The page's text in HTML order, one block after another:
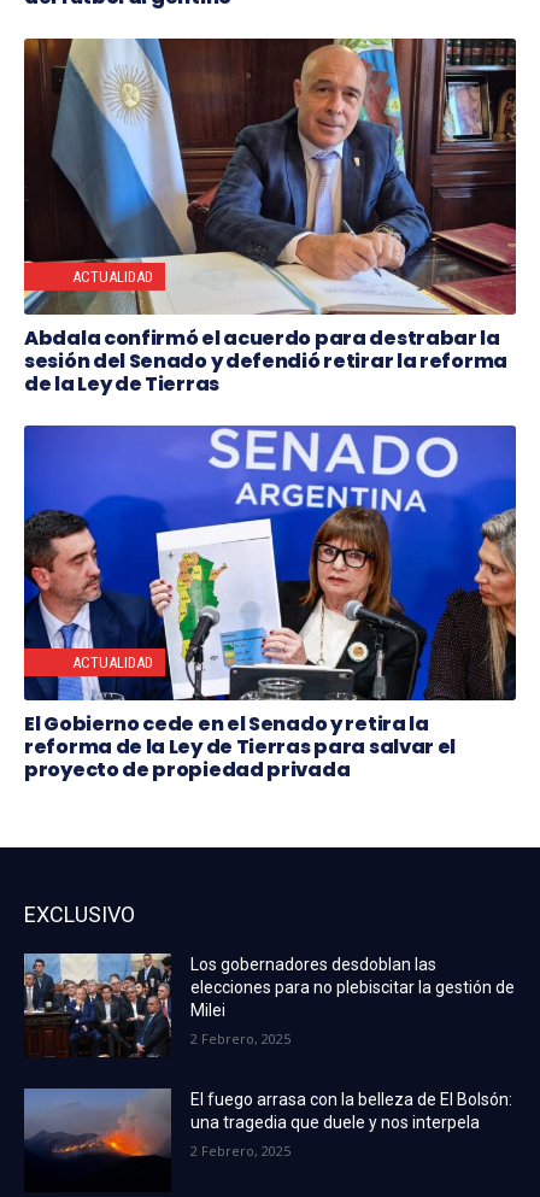
ACTUALIDAD
Abdala confirmó el acuerdo para destrabar la
sesión del Senado y defendió retirar la reforma
de la Ley de Tierras
ACTUALIDAD
El Gobierno cede en el Senado y retira la
reforma de la Ley de Tierras para salvar el
proyecto de propiedad privada
EXCLUSIVO
Los gobernadores desdoblan las
elecciones para no plebiscitar la gestión de
Milei
2 Febrero, 2025
El fuego arrasa con la belleza de El Bolsón:
una tragedia que duele y nos interpela
2 Febrero, 2025